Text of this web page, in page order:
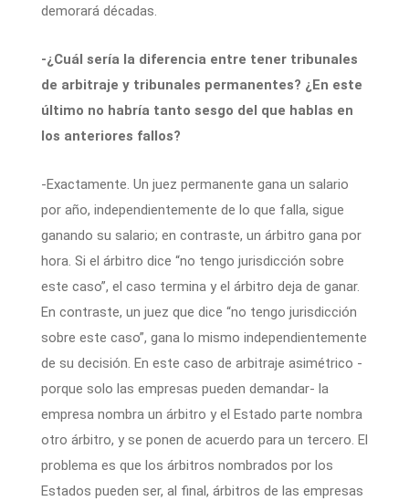
demorará décadas.
-¿Cuál sería la diferencia entre tener tribunales
de arbitraje y tribunales permanentes? ¿En este
último no habría tanto sesgo del que hablas en
los anteriores fallos?
-Exactamente. Un juez permanente gana un salario
por año, independientemente de lo que falla, sigue
ganando su salario; en contraste, un árbitro gana por
hora. Si el árbitro dice “no tengo jurisdicción sobre
este caso”, el caso termina y el árbitro deja de ganar.
En contraste, un juez que dice “no tengo jurisdicción
sobre este caso”, gana lo mismo independientemente
de su decisión. En este caso de arbitraje asimétrico -
porque solo las empresas pueden demandar- la
empresa nombra un árbitro y el Estado parte nombra
otro árbitro, y se ponen de acuerdo para un tercero. El
problema es que los árbitros nombrados por los
Estados pueden ser, al final, árbitros de las empresas